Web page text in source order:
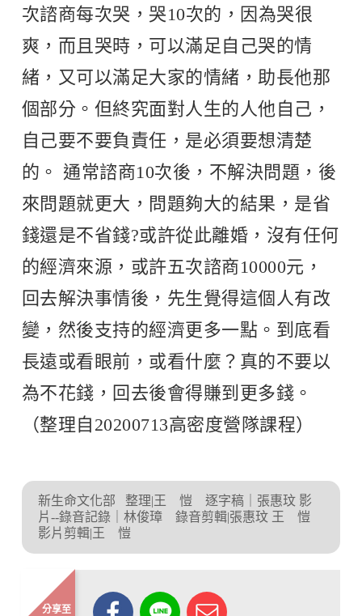
次諮商每次哭，哭10次的，因為哭很
爽，而且哭時，可以滿足自己哭的情
緒，又可以滿足大家的情緒，助長他那
個部分。但終究面對人生的人他自己，
自己要不要負責任，是必須要想清楚
的。 通常諮商10次後，不解決問題，後
來問題就更大，問題夠大的結果，是省
錢還是不省錢?或許從此離婚，沒有任何
的經濟來源，或許五次諮商10000元，
回去解決事情後，先生覺得這個人有改
變，然後支持的經濟更多一點。到底看
長遠或看眼前，或看什麼？真的不要以
為不花錢，回去後會得賺到更多錢。
（整理自20200713高密度營隊課程）
新生命文化部
整理|王 愷 逐字稿｜張惠玟 影
片--錄音記錄｜林俊璋 錄音剪輯|張惠玟 王 愷
影片剪輯|王 愷
分享至